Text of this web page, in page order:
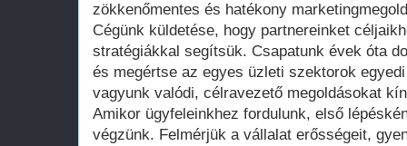
zökkenőmentes és hatékony
Cégünk küldetése, hogy partnereinket
stratégiákkal segítsük. Csapatunk évek óta
és megértse az egyes üzleti szektorok
vagyunk valódi, célravezető megoldásokat
Amikor ügyfeleinkhez fordulunk, első
végzünk. Felmérjük a vállalat erősségeit,